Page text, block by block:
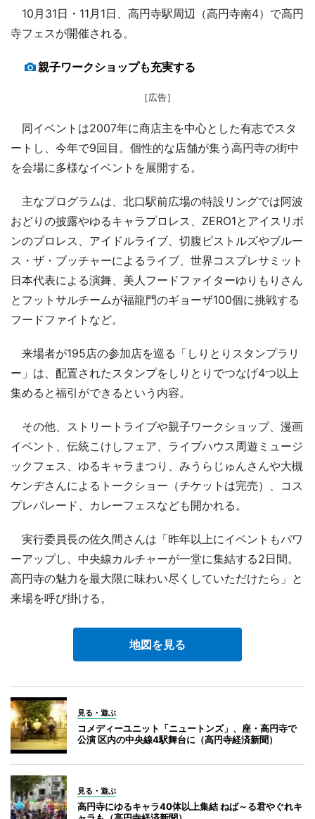
10月31日・11月1日、高円寺駅周辺（高円寺南4）で高円
寺フェスが開催される。
親子ワークショップも充実する
［広告］
同イベントは2007年に商店主を中心とした有志でスタ
ートし、今年で9回目。個性的な店舗が集う高円寺の街中
を会場に多様なイベントを展開する。
主なプログラムは、北口駅前広場の特設リングでは阿波
おどりの披露やゆるキャラプロレス、ZERO1とアイスリボ
ンのプロレス、アイドルライブ、切腹ピストルズやブルー
ス・ザ・ブッチャーによるライブ、世界コスプレサミット
日本代表による演舞、美人フードファイターゆりもりさん
とフットサルチームが福龍門のギョーザ100個に挑戦する
フードファイトなど。
来場者が195店の参加店を巡る「しりとりスタンプラリ
ー」は、配置されたスタンプをしりとりでつなげ4つ以上
集めると福引ができるという内容。
その他、ストリートライブや親子ワークショップ、漫画
イベント、伝統こけしフェア、ライブハウス周遊ミュージ
ックフェス、ゆるキャラまつり、みうらじゅんさんや大槻
ケンヂさんによるトークショー（チケットは完売）、コス
プレパレード、カレーフェスなども開かれる。
実行委員長の佐久間さんは「昨年以上にイベントもパワ
ーアップし、中央線カルチャーが一堂に集結する2日間。
高円寺の魅力を最大限に味わい尽くしていただけたら」と
来場を呼び掛ける。
地図を見る
見る・遊ぶ
コメディーユニット「ニュートンズ」、座・高円寺で
公演 区内の中央線4駅舞台に（高円寺経済新聞）
見る・遊ぶ
高円寺にゆるキャラ40体以上集結 ねば～る君やぐれキ